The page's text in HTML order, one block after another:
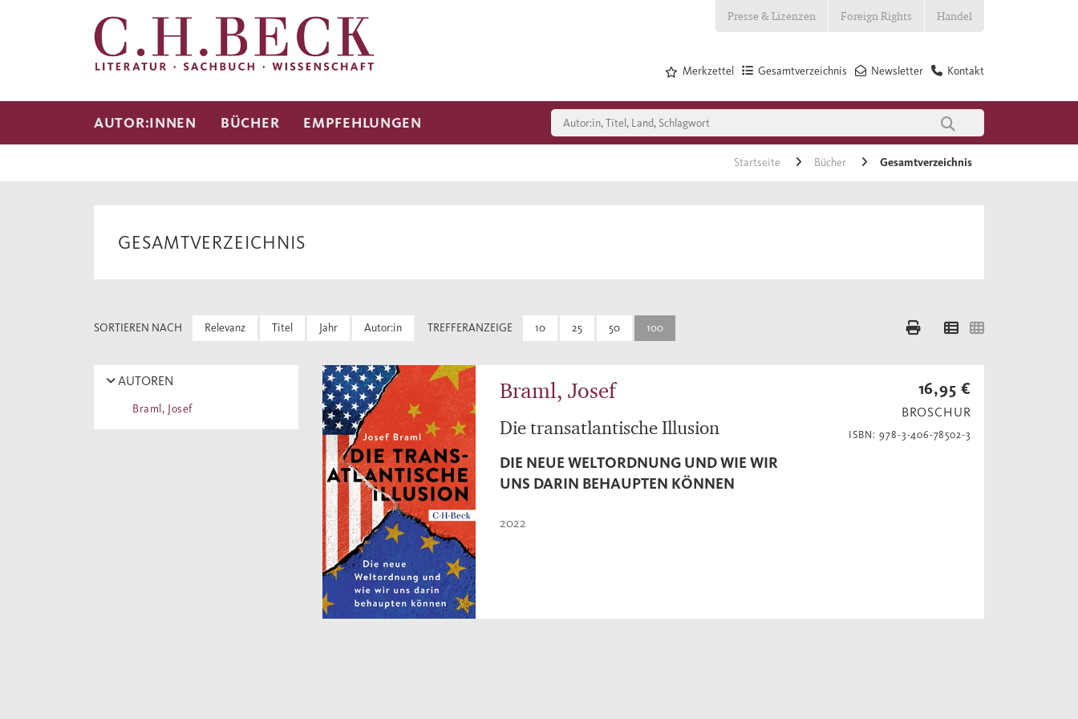
Presse & Lizenzen Foreign Rights Handel
Kontakt
Newsletter
Gesamtverzeichnis
Merkzettel
AUTOR:INNEN BÜCHER EMPFEHLUNGEN
Startseite Bücher Gesamtverzeichnis
GESAMTVERZEICHNIS
SORTIEREN NACH Relevanz Titel Jahr Autor:in TREFFERANZEIGE 10 25 50 100
AUTOREN
Braml, Josef
Braml, Josef
Die transatlantische Illusion
DIE NEUE WELTORDNUNG UND WIE WIR
UNS DARIN BEHAUPTEN KÖNNEN
2022
16,95 €
BROSCHUR
ISBN: 978-3-406-78502-3